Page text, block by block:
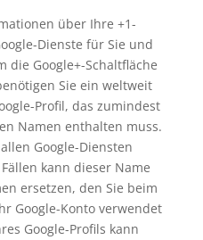
über Ihre +1-
Dienste für Sie und
die Google+-Schaltfläche
Sie ein weltweit
Profil, das zumindest
Namen enthalten muss.
Google-Diensten
kann dieser Name
ersetzen, den Sie beim
Google-Konto verwendet
Google-Profils kann